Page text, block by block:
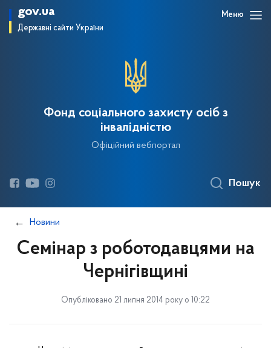
gov.ua
Державні сайти України
Меню
Фонд соціального захисту осіб з
інвалідністю
Офіційний вебпортал
Пошук
Новини
Семінар з роботодавцями на
Чернігівщині
Опубліковано 21 липня 2014 року о 10:22